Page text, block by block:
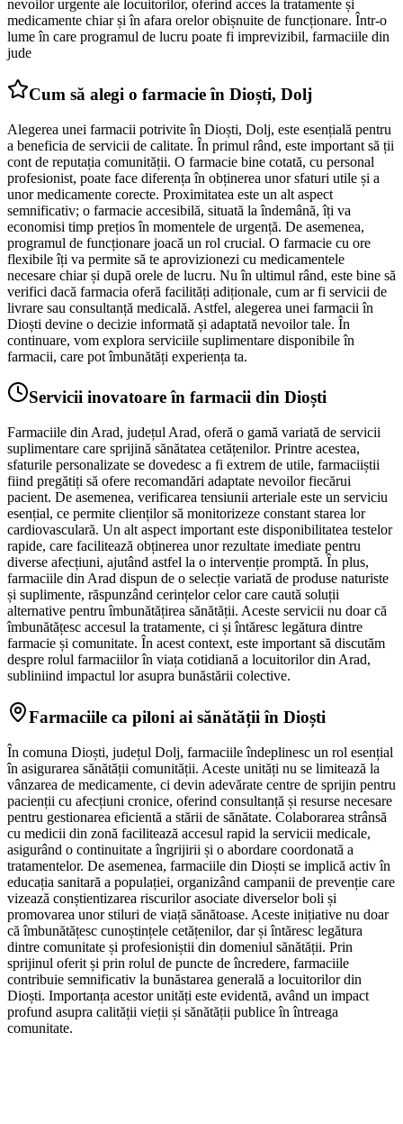
nevoilor urgente ale locuitorilor, oferind acces la tratamente și
medicamente chiar și în afara orelor obișnuite de funcționare. Într-o
lume în care programul de lucru poate fi imprevizibil, farmaciile din
jude
Cum să alegi o farmacie în Dioști, Dolj
Alegerea unei farmacii potrivite în Dioști, Dolj, este esențială pentru
a beneficia de servicii de calitate. În primul rând, este important să ții
cont de reputația comunității. O farmacie bine cotată, cu personal
profesionist, poate face diferența în obținerea unor sfaturi utile și a
unor medicamente corecte. Proximitatea este un alt aspect
semnificativ; o farmacie accesibilă, situată la îndemână, îți va
economisi timp prețios în momentele de urgență. De asemenea,
programul de funcționare joacă un rol crucial. O farmacie cu ore
flexibile îți va permite să te aprovizionezi cu medicamentele
necesare chiar și după orele de lucru. Nu în ultimul rând, este bine să
verifici dacă farmacia oferă facilități adiționale, cum ar fi servicii de
livrare sau consultanță medicală. Astfel, alegerea unei farmacii în
Dioști devine o decizie informată și adaptată nevoilor tale. În
continuare, vom explora serviciile suplimentare disponibile în
farmacii, care pot îmbunătăți experiența ta.
Servicii inovatoare în farmacii din Dioști
Farmaciile din Arad, județul Arad, oferă o gamă variată de servicii
suplimentare care sprijină sănătatea cetățenilor. Printre acestea,
sfaturile personalizate se dovedesc a fi extrem de utile, farmaciiștii
fiind pregătiți să ofere recomandări adaptate nevoilor fiecărui
pacient. De asemenea, verificarea tensiunii arteriale este un serviciu
esențial, ce permite clienților să monitorizeze constant starea lor
cardiovasculară. Un alt aspect important este disponibilitatea testelor
rapide, care facilitează obținerea unor rezultate imediate pentru
diverse afecțiuni, ajutând astfel la o intervenție promptă. În plus,
farmaciile din Arad dispun de o selecție variată de produse naturiste
și suplimente, răspunzând cerințelor celor care caută soluții
alternative pentru îmbunătățirea sănătății. Aceste servicii nu doar că
îmbunătățesc accesul la tratamente, ci și întăresc legătura dintre
farmacie și comunitate. În acest context, este important să discutăm
despre rolul farmaciilor în viața cotidiană a locuitorilor din Arad,
subliniind impactul lor asupra bunăstării colective.
Farmaciile ca piloni ai sănătății în Dioști
În comuna Dioști, județul Dolj, farmaciile îndeplinesc un rol esențial
în asigurarea sănătății comunității. Aceste unități nu se limitează la
vânzarea de medicamente, ci devin adevărate centre de sprijin pentru
pacienții cu afecțiuni cronice, oferind consultanță și resurse necesare
pentru gestionarea eficientă a stării de sănătate. Colaborarea strânsă
cu medicii din zonă facilitează accesul rapid la servicii medicale,
asigurând o continuitate a îngrijirii și o abordare coordonată a
tratamentelor. De asemenea, farmaciile din Dioști se implică activ în
educația sanitară a populației, organizând campanii de prevenție care
vizează conștientizarea riscurilor asociate diverselor boli și
promovarea unor stiluri de viață sănătoase. Aceste inițiative nu doar
că îmbunătățesc cunoștințele cetățenilor, dar și întăresc legătura
dintre comunitate și profesioniștii din domeniul sănătății. Prin
sprijinul oferit și prin rolul de puncte de încredere, farmaciile
contribuie semnificativ la bunăstarea generală a locuitorilor din
Dioști. Importanța acestor unități este evidentă, având un impact
profund asupra calității vieții și sănătății publice în întreaga
comunitate.